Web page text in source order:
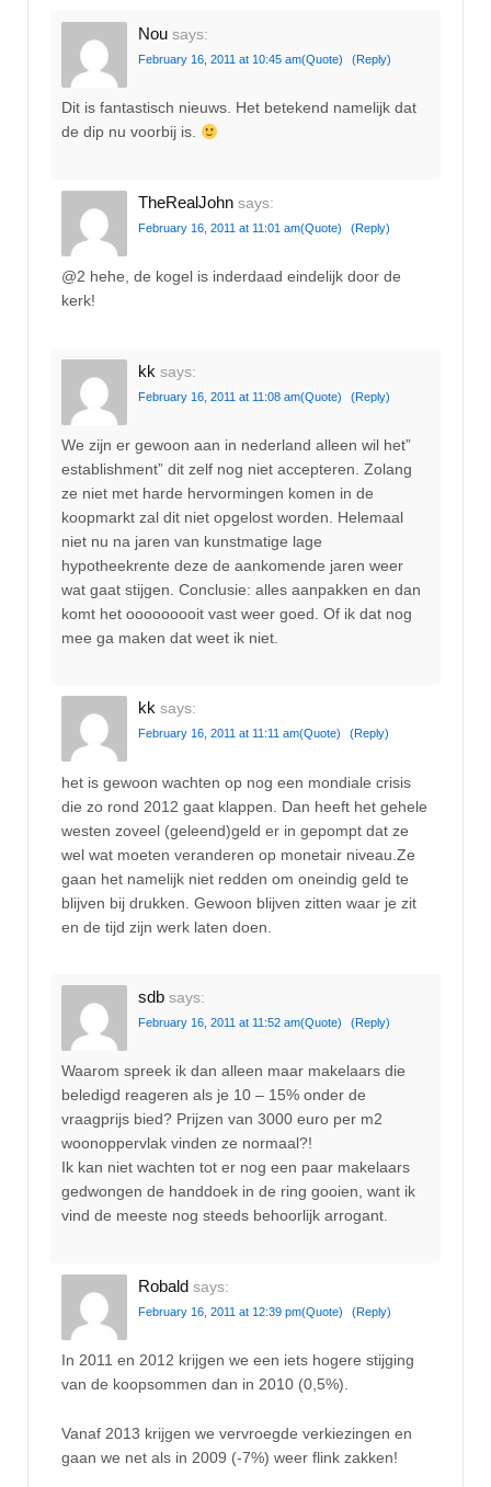
Nou says:
February 16, 2011 at 10:45 am(Quote) (Reply)
Dit is fantastisch nieuws. Het betekend namelijk dat
de dip nu voorbij is.
TheRealJohn says:
February 16, 2011 at 11:01 am(Quote) (Reply)
@2 hehe, de kogel is inderdaad eindelijk door de
kerk!
kk says:
February 16, 2011 at 11:08 am(Quote) (Reply)
We zijn er gewoon aan in nederland alleen wil het”
establishment” dit zelf nog niet accepteren. Zolang
ze niet met harde hervormingen komen in de
koopmarkt zal dit niet opgelost worden. Helemaal
niet nu na jaren van kunstmatige lage
hypotheekrente deze de aankomende jaren weer
wat gaat stijgen. Conclusie: alles aanpakken en dan
komt het ooooooooit vast weer goed. Of ik dat nog
mee ga maken dat weet ik niet.
kk says:
February 16, 2011 at 11:11 am(Quote) (Reply)
het is gewoon wachten op nog een mondiale crisis
die zo rond 2012 gaat klappen. Dan heeft het gehele
westen zoveel (geleend)geld er in gepompt dat ze
wel wat moeten veranderen op monetair niveau.Ze
gaan het namelijk niet redden om oneindig geld te
blijven bij drukken. Gewoon blijven zitten waar je zit
en de tijd zijn werk laten doen.
sdb says:
February 16, 2011 at 11:52 am(Quote) (Reply)
Waarom spreek ik dan alleen maar makelaars die
beledigd reageren als je 10 – 15% onder de
vraagprijs bied? Prijzen van 3000 euro per m2
woonoppervlak vinden ze normaal?!
Ik kan niet wachten tot er nog een paar makelaars
gedwongen de handdoek in de ring gooien, want ik
vind de meeste nog steeds behoorlijk arrogant.
Robald says:
February 16, 2011 at 12:39 pm(Quote) (Reply)
In 2011 en 2012 krijgen we een iets hogere stijging
van de koopsommen dan in 2010 (0,5%).
Vanaf 2013 krijgen we vervroegde verkiezingen en
gaan we net als in 2009 (-7%) weer flink zakken!